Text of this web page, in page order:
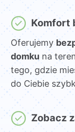
Komfort
Oferujemy
domkuna
tego, gdzie
do Ciebie
Zobacz